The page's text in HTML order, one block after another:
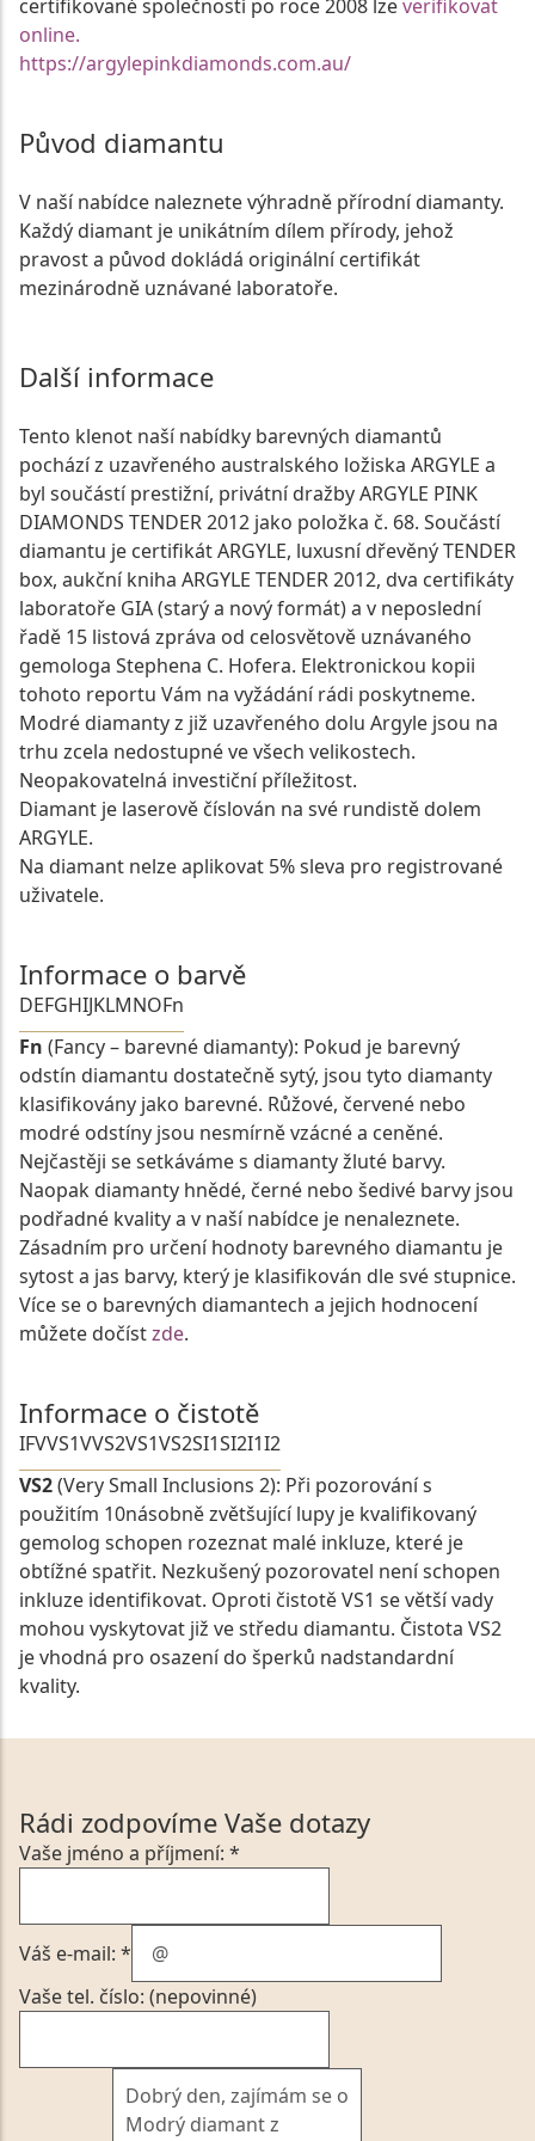
certifikované společností po roce 2008 lzeverifikovat
online.
https://argylepinkdiamonds.com.au/
Původ diamantu
V naší nabídce naleznete výhradně přírodní diamanty.
Každý diamant je unikátním dílem přírody, jehož
pravost a původ dokládá originální certifikát
mezinárodně uznávané laboratoře.
Další informace
Tento klenot naší nabídky barevných diamantů
pochází z uzavřeného australského ložiska ARGYLE a
byl součástí prestižní, privátní dražby ARGYLE PINK
DIAMONDS TENDER 2012 jako položka č. 68. Součástí
diamantu je certifikát ARGYLE, luxusní dřevěný TENDER
box, aukční kniha ARGYLE TENDER 2012, dva certifikáty
laboratoře GIA (starý a nový formát) a v neposlední
řadě 15 listová zpráva od celosvětově uznávaného
gemologa Stephena C. Hofera. Elektronickou kopii
tohoto reportu Vám na vyžádání rádi poskytneme.
Modré diamanty z již uzavřeného dolu Argyle jsou na
trhu zcela nedostupné ve všech velikostech.
Neopakovatelná investiční příležitost.
Diamant je laserově číslován na své rundistě dolem
ARGYLE.
Na diamant nelze aplikovat 5% sleva pro registrované
uživatele.
Informace o barvě
DEFGHIJKLMNOFn
Fn (Fancy – barevné diamanty): Pokud je barevný
odstín diamantu dostatečně sytý, jsou tyto diamanty
klasifikovány jako barevné. Růžové, červené nebo
modré odstíny jsou nesmírně vzácné a ceněné.
Nejčastěji se setkáváme s diamanty žluté barvy.
Naopak diamanty hnědé, černé nebo šedivé barvy jsou
podřadné kvality a v naší nabídce je nenaleznete.
Zásadním pro určení hodnoty barevného diamantu je
sytost a jas barvy, který je klasifikován dle své stupnice.
Více se o barevných diamantech a jejich hodnocení
můžete dočístzde.
Informace o čistotě
IFVVS1VVS2VS1VS2SI1SI2I1I2
VS2(Very Small Inclusions 2): Při pozorování s
použitím 10násobně zvětšující lupy je kvalifikovaný
gemolog schopen rozeznat malé inkluze, které je
obtížné spatřit. Nezkušený pozorovatel není schopen
inkluze identifikovat. Oproti čistotě VS1 se větší vady
mohou vyskytovat již ve středu diamantu. Čistota VS2
je vhodná pro osazení do šperků nadstandardní
kvality.
Rádi zodpovíme Vaše dotazy
Vaše jméno a příjmení: *
Váš e-mail: *
Vaše tel. číslo: (nepovinné)